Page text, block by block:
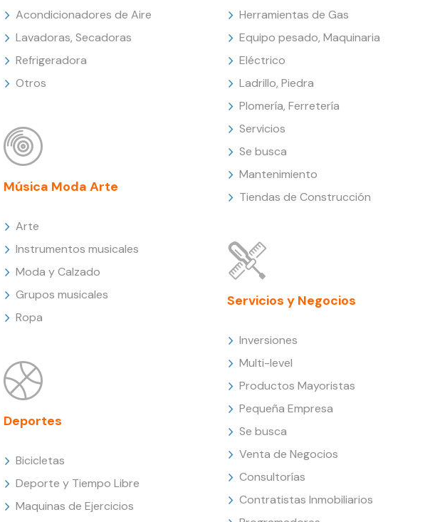
Acondicionadores de Aire
Lavadoras, Secadoras
Refrigeradora
Otros
Música Moda Arte
Arte
Instrumentos musicales
Moda y Calzado
Grupos musicales
Ropa
Deportes
Bicicletas
Deporte y Tiempo Libre
Maquinas de Ejercicios
Herramientas de Gas
Equipo pesado, Maquinaria
Eléctrico
Ladrillo, Piedra
Plomería, Ferretería
Servicios
Se busca
Mantenimiento
Tiendas de Construcción
Servicios y Negocios
Inversiones
Multi-level
Productos Mayoristas
Pequeña Empresa
Se busca
Venta de Negocios
Consultorías
Contratistas Inmobiliarios